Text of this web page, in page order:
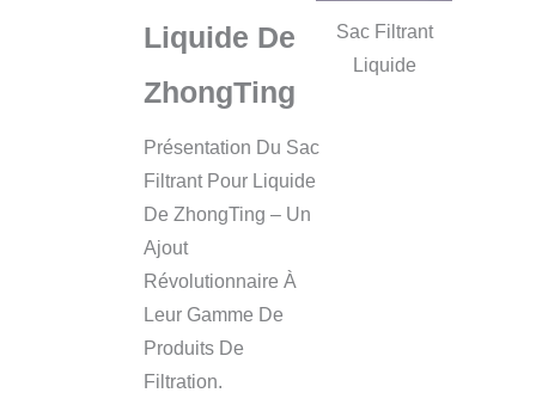
Liquide De
ZhongTing
Présentation Du Sac
Filtrant Pour Liquide
De ZhongTing – Un
Ajout
Révolutionnaire À
Leur Gamme De
Produits De
Filtration.
Sac Filtrant
Liquide